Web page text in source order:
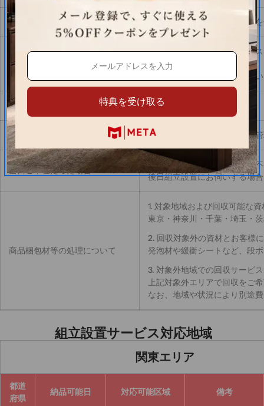
設置時のご注意 ご注文商品以外の家具の移動
組立にあたってのご注意
お届け前に商品の搬入・組立
ん。
サイズの間違い、数量の間違
窓・吊り上げでの搬入について 対応しておりません。
ご注意 建物・施設によっては事前に
当日ご不在だった場合
お届け日・お届け予定時間ご
後日組立設置にお伺いする場
商品梱包材等の処理について
1. 対象地域および回収可能な資
東京・神奈川・千葉・埼玉・
2. 回収対象外の資材とお客様
発泡材や緩衝シートなど、段
3. 対象外地域での回収サービス
上記対象外エリアで回収をご
なお、地域や状況により別途
組立設置サービス対応地域
関東エリア
都道
府県
納品可能日 対応可能区域 備考
特典を受け取る